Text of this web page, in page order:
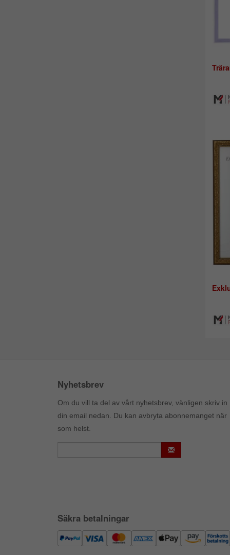
Nyhetsbrev
Om du vill ta del av vårt nyhetsbrev, vänligen skriv in
din email nedan. Du kan avbryta abonnemanget när
som helst.
Säkra betalningar